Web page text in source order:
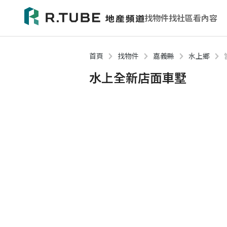
找物件找社區看內容
首頁 找物件 嘉義縣 水上鄉
水上全新店面車墅